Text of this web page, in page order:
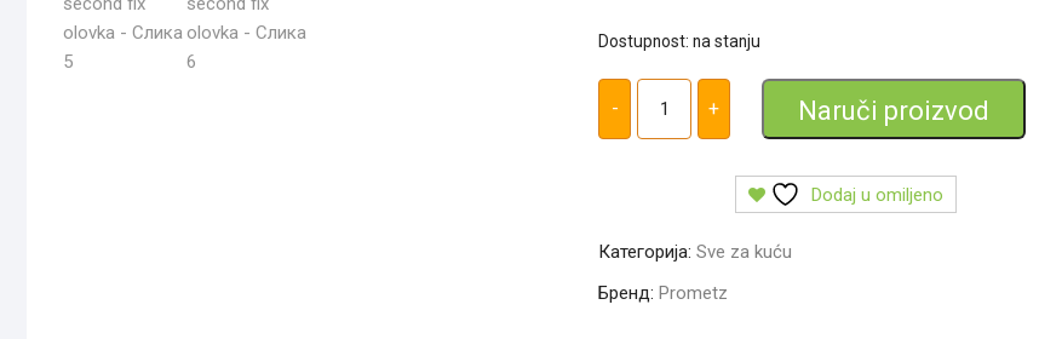
Dostupnost: na stanju
-
Laser
bond
second
+ Naruči proizvod
Dodaj u omiljeno
Категорија: Sve za kuću
Бренд: Prometz